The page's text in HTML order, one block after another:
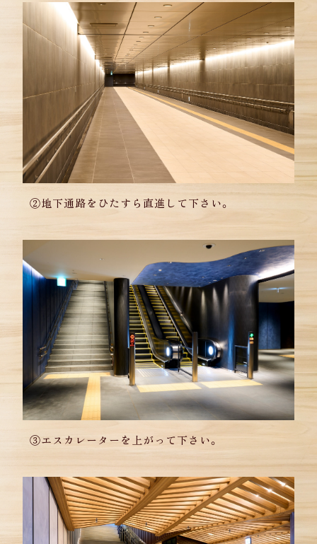
②地下通路をひたすら直進して下さい。
③エスカレーターを上がって下さい。